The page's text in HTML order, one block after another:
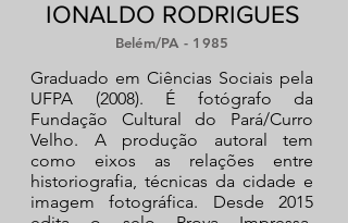
IONALDO RODRIGUES
Belém/PA - 1985
Graduado em Ciências Sociais pela
UFPA (2008). É fotógrafo da
Fundação Cultural do Pará/Curro
Velho. A produção autoral tem
como eixos as relações entre
historiografia, técnicas da cidade e
imagem fotográfica. Desde 2015